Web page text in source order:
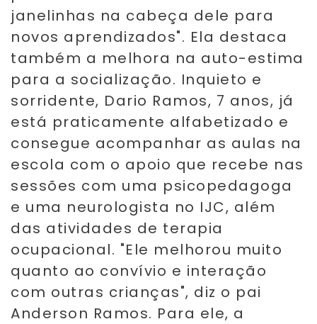
janelinhas na cabeça dele para
novos aprendizados". Ela destaca
também a melhora na auto-estima
para a socialização. Inquieto e
sorridente, Dario Ramos, 7 anos, já
está praticamente alfabetizado e
consegue acompanhar as aulas na
escola com o apoio que recebe nas
sessões com uma psicopedagoga
e uma neurologista no IJC, além
das atividades de terapia
ocupacional. "Ele melhorou muito
quanto ao convívio e interação
com outras crianças", diz o pai
Anderson Ramos. Para ele, a